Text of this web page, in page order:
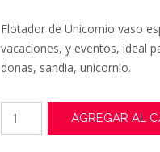
original
era:
$4.990.
es:
Flotador de Unicornio vaso
vacaciones, y eventos, ideal
donas, sandia, unicornio.
Vaso
AGREGAR AL